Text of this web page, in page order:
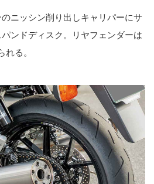
ニッシン削り出しキャリパーにサ
ンドディスク。リヤフェンダーは
る。